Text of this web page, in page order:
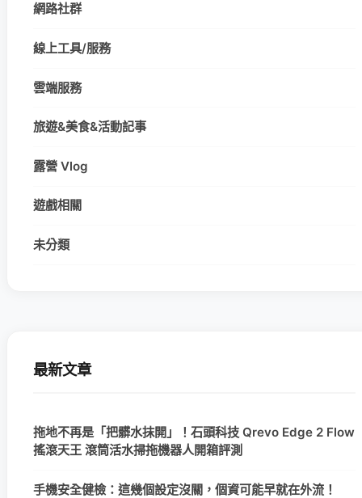
網路社群
線上工具/服務
雲端服務
旅遊&美食&活動記事
露營 Vlog
遊戲相關
未分類
最新文章
拖地不再是「把髒水抹開」！石頭科技 Qrevo Edge 2 Flow
搖滾天王 滾筒活水掃拖機器人開箱評測
手機安全健檢：這幾個設定沒關，個資可能早就在外流！